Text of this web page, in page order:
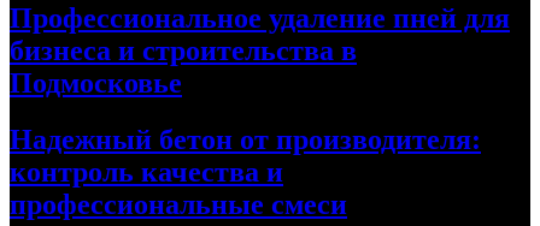
Профессиональное удаление пней для
бизнеса и строительства в
Подмосковье
Надежный бетон от производителя:
контроль качества и
профессиональные смеси